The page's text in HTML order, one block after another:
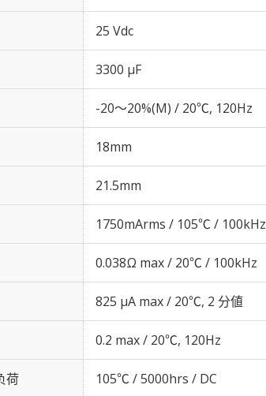
25 Vdc
3300 µF
-20～20%(M) / 20℃, 120Hz
18mm
21.5mm
1750mArms / 105℃ / 100kHz
0.038Ω max / 20℃ / 100kHz
825 μA max / 20℃, 2 分値
0.2 max / 20℃, 120Hz
荷 105℃ / 5000hrs / DC